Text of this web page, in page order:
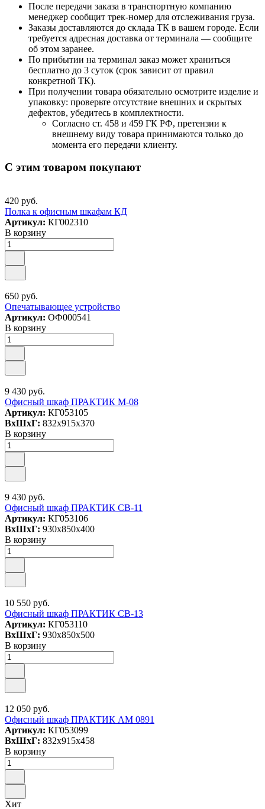
После передачи заказа в транспортную компанию
менеджер сообщит трек-номер для отслеживания груза.
Заказы доставляются до склада ТК в вашем городе. Если
требуется адресная доставка от терминала — сообщите
об этом заранее.
По прибытии на терминал заказ может храниться
бесплатно до 3 суток (срок зависит от правил
конкретной ТК).
При получении товара обязательно осмотрите изделие и
упаковку: проверьте отсутствие внешних и скрытых
дефектов, убедитесь в комплектности.
Согласно ст. 458 и 459 ГК РФ, претензии к
внешнему виду товара принимаются только до
момента его передачи клиенту.
С этим товаром покупают
420 руб.
Полка к офисным шкафам КД
Артикул: КГ002310
В корзину
650 руб.
Опечатывающее устройство
Артикул: ОФ000541
В корзину
9 430 руб.
Офисный шкаф ПРАКТИК M-08
Артикул: КГ053105
ВxШxГ: 832x915x370
В корзину
9 430 руб.
Офисный шкаф ПРАКТИК СВ-11
Артикул: КГ053106
ВxШxГ: 930x850x400
В корзину
10 550 руб.
Офисный шкаф ПРАКТИК СВ-13
Артикул: КГ053110
ВxШxГ: 930x850x500
В корзину
12 050 руб.
Офисный шкаф ПРАКТИК AM 0891
Артикул: КГ053099
ВxШxГ: 832x915x458
В корзину
Хит